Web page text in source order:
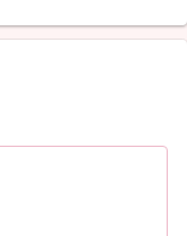
超えて蘇った